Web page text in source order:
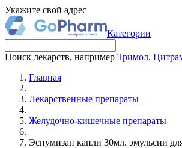
Укажите свой адрес
Категории
Поиск лекарств, например Тримол,
Главная
Лекарственные препараты
Желудочно-кишечные препараты
Эспумизан капли 30мл. эмульсии